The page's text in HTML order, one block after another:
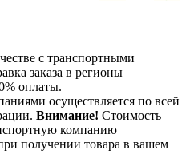
с транспортными
заказа в регионы
оплаты.
осуществляется по всей
Внимание! Стоимость
компанию
получении товара в вашем